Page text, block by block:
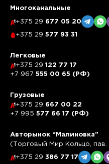
Многоканальные
+375 29 677 05 20
+375 29 577 93 31
Легковые
+375 29 122 77 17
+7 967 555 00 65 (РФ)
Грузовые
+375 29 667 00 22
+7 995 577 66 17 (РФ)
Авторынок “Малиновка”
(Торговый Мир Кольцо, пав.
+375 29 386 77 17